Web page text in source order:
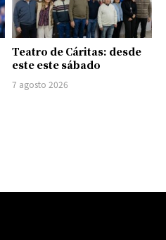
Teatro de Cáritas: desde
este este sábado
7 agosto 2026